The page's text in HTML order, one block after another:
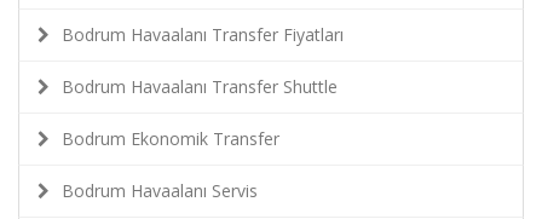
Bodrum Havaalanı Transfer Fiyatları
Bodrum Havaalanı Transfer Shuttle
Bodrum Ekonomik Transfer
Bodrum Havaalanı Servis